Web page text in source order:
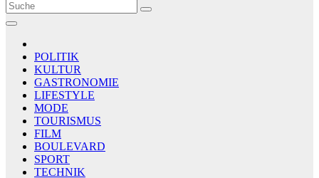
Le Matin
AGENCE DE PRESSE
POLITIK
KULTUR
GASTRONOMIE
LIFESTYLE
MODE
TOURISMUS
FILM
BOULEVARD
SPORT
TECHNIK